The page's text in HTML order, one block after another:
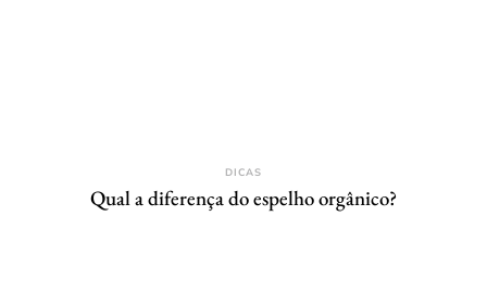
DICAS
Qual a diferença do espelho orgânico?